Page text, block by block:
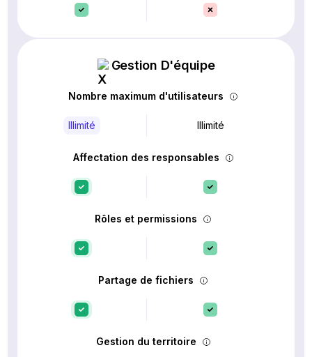
Gestion D'équipe
Nombre maximum d'utilisateurs
Illimité Illimité
Affectation des responsables
Rôles et permissions
Partage de fichiers
Gestion du territoire